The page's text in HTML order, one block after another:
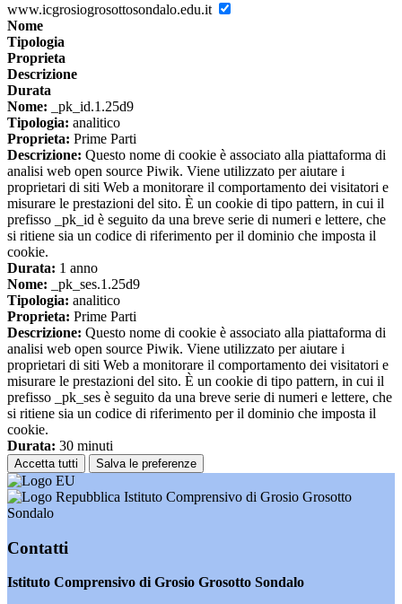
www.icgrosiogrosottosondalo.edu.it
Nome
Tipologia
Proprieta
Descrizione
Durata
Nome: _pk_id.1.25d9
Tipologia: analitico
Proprieta: Prime Parti
Descrizione: Questo nome di cookie è associato alla piattaforma di
analisi web open source Piwik. Viene utilizzato per aiutare i
proprietari di siti Web a monitorare il comportamento dei visitatori e
misurare le prestazioni del sito. È un cookie di tipo pattern, in cui il
prefisso _pk_id è seguito da una breve serie di numeri e lettere, che
si ritiene sia un codice di riferimento per il dominio che imposta il
cookie.
Durata: 1 anno
Nome: _pk_ses.1.25d9
Tipologia: analitico
Proprieta: Prime Parti
Descrizione: Questo nome di cookie è associato alla piattaforma di
analisi web open source Piwik. Viene utilizzato per aiutare i
proprietari di siti Web a monitorare il comportamento dei visitatori e
misurare le prestazioni del sito. È un cookie di tipo pattern, in cui il
prefisso _pk_ses è seguito da una breve serie di numeri e lettere, che
si ritiene sia un codice di riferimento per il dominio che imposta il
cookie.
Durata: 30 minuti
Accetta tutti Salva le preferenze
Istituto Comprensivo di Grosio Grosotto
Sondalo
Contatti
Istituto Comprensivo di Grosio Grosotto Sondalo